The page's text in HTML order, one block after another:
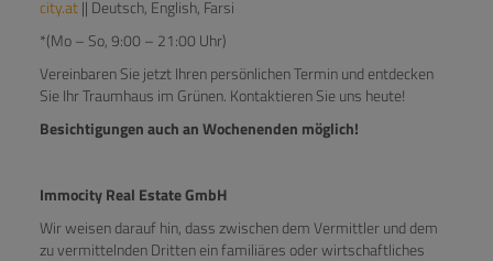
city.at|| Deutsch, English, Farsi
*(Mo – So, 9:00 – 21:00 Uhr)
Vereinbaren Sie jetzt Ihren persönlichen Termin und entdecken
Sie Ihr Traumhaus im Grünen. Kontaktieren Sie uns heute!
Besichtigungen auch an Wochenenden möglich!
Immocity Real Estate GmbH
Wir weisen darauf hin, dass zwischen dem Vermittler und dem
zu vermittelnden Dritten ein familiäres oder wirtschaftliches